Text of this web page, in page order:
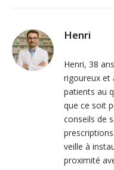
Henri
Henri, 38
rigoureux et
patients au
que ce soit
conseils de
veille à
proximité